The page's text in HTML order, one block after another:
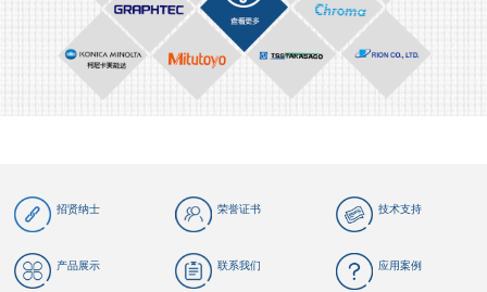
招贤纳士 荣誉证书 技术支持
产品展示 联系我们 应用案例